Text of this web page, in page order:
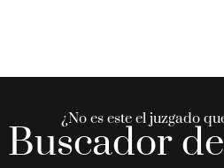
¿No es este el juzgado
Buscador